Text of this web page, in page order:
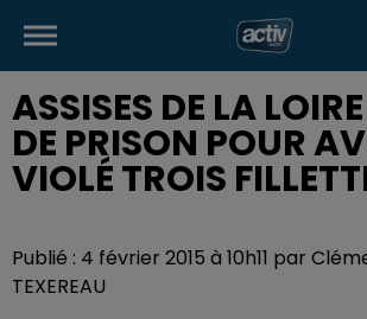
ASSISES DE LA
DE PRISON POUR
VIOLÉ TROIS
Publié : 4 février 2015 à 10h11 par
TEXEREAU